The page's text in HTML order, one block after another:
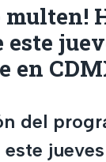
multen!
en
del